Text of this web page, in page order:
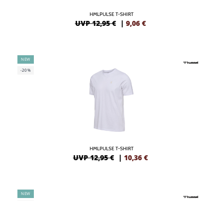
HMLPULSE T-SHIRT
UVP 12,95 € | 9,06 €
NEW
-20%
HMLPULSE T-SHIRT
UVP 12,95 € | 10,36 €
NEW